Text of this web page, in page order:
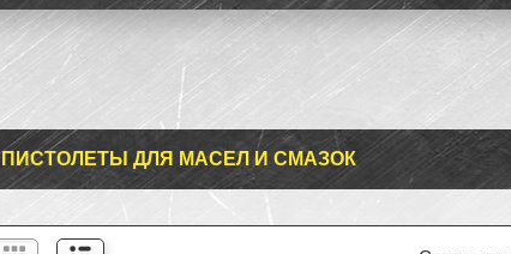
ПИСТОЛЕТЫ ДЛЯ МАСЕЛ И СМАЗОК